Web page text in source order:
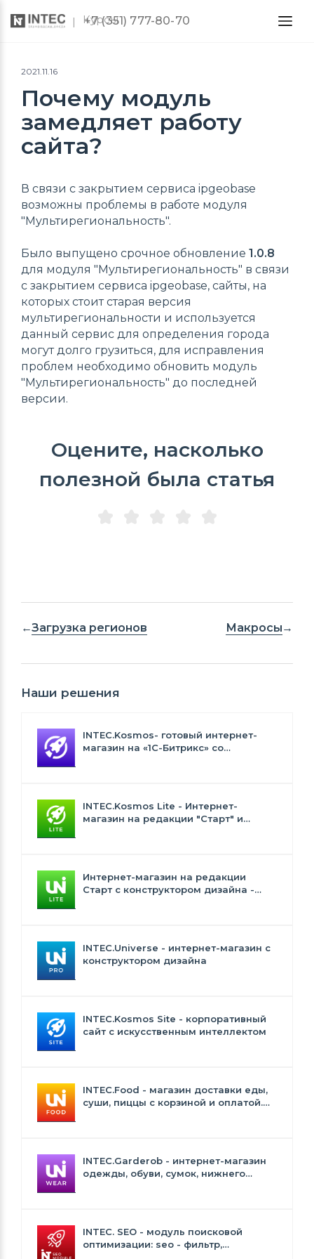
Курсы
+7 (351) 777-80-70
2021.11.16
Почему модуль
замедляет работу
сайта?
В связи с закрытием сервиса ipgeobase
возможны проблемы в работе модуля
"Мультирегиональность".
Было выпущено срочное обновление 1.0.8
для модуля "Мультирегиональность" в связи
с закрытием сервиса ipgeobase, сайты, на
которых стоит старая версия
мультирегиональности и используется
данный сервис для определения города
могут долго грузиться, для исправления
проблем необходимо обновить модуль
"Мультирегиональность" до последней
версии.
Оцените, насколько
полезной была статья
Загрузка регионов Макросы
Наши решения
INTEC.Kosmos- готовый интернет-
магазин на «1С-Битрикс» со
INTEC.Kosmos Lite - Интернет-
магазин на редакции "Старт" и
Интернет-магазин на редакции
Старт с конструктором дизайна -
INTEC.Universe - интернет-магазин с
конструктором дизайна
INTEC.Kosmos Site - корпоративный
сайт с искусственным интеллектом
INTEC.Food - магазин доставки еды,
суши, пиццы с корзиной и оплатой.
INTEC.Garderob - интернет-магазин
одежды, обуви, сумок, нижнего
INTEC. SEO - модуль поисковой
оптимизации: seo - фильтр,